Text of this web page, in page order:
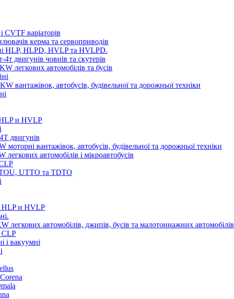
варіаторів
керма та сервоприводів
HLP, HLPD, HVLP та HVLPD.
двигунів човнів та скутерів
легкових автомобілів та бусів
вантажівок, автобусів, будівельної та дорожньої техніки
HLP и HVLP
двигунів
вантажівок, автобусів, будівельної та дорожньої техніки
автомобілів і мікроавтобусів
UTTO та TDTO
HLP и HVLP
легкових автомобілів, джипів, бусів та малотоннажних автомобілів
CLP
і вакуумні